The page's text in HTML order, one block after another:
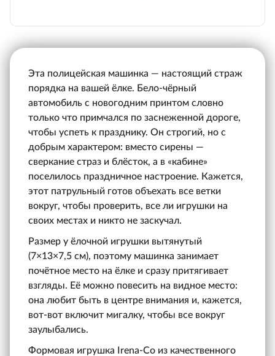
Эта полицейская машинка — настоящий страж
порядка на вашей ёлке. Бело-чёрный
автомобиль с новогодним принтом словно
только что примчался по заснеженной дороге,
чтобы успеть к празднику. Он строгий, но с
добрым характером: вместо сирены —
сверкание страз и блёсток, а в «кабине»
поселилось праздничное настроение. Кажется,
этот патрульный готов объехать все ветки
вокруг, чтобы проверить, все ли игрушки на
своих местах и никто не заскучал.
Размер у ёлочной игрушки вытянутый
(7×13×7,5 см), поэтому машинка занимает
почётное место на ёлке и сразу притягивает
взгляды. Её можно повесить на видное место:
она любит быть в центре внимания и, кажется,
вот-вот включит мигалку, чтобы все вокруг
заулыбались.
Формовая игрушка Irena‑Co из качественного